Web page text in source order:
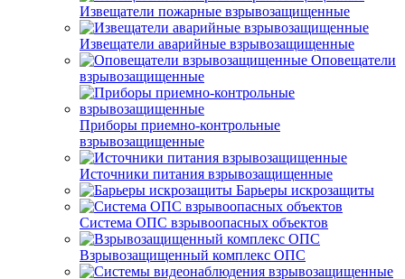
Извещатели пожарные взрывозащищенные
Извещатели аварийные взрывозащищенные
Оповещатели
взрывозащищенные
Приборы приемно-контрольные
взрывозащищенные
Источники питания взрывозащищенные
Барьеры искрозащиты
Система ОПС взрывоопасных объектов
Взрывозащищенный комплекс ОПС